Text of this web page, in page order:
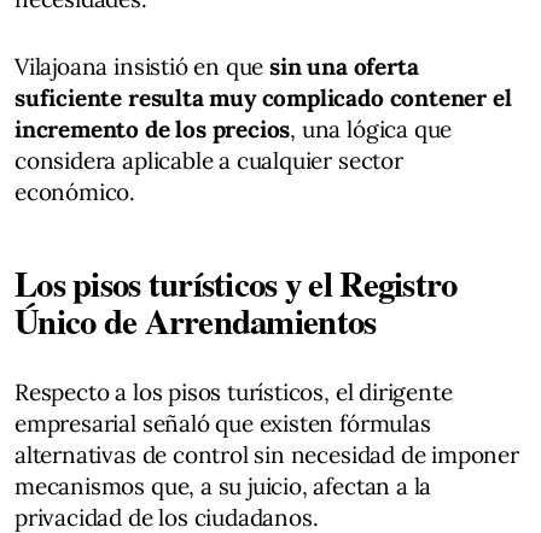
Vilajoana insistió en quesin una oferta
suficiente resulta muy complicado contener el
incremento de los precios, una lógica que
considera aplicable a cualquier sector
económico.
Los pisos turísticos y el Registro
Único de Arrendamientos
Respecto a los pisos turísticos, el dirigente
empresarial señaló que existen fórmulas
alternativas de control sin necesidad de imponer
mecanismos que, a su juicio, afectan a la
privacidad de los ciudadanos.